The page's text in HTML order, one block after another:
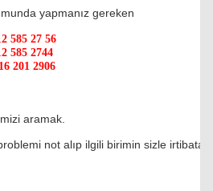
yapmanız gereken
585 27 56
585 2744
201 2906
aramak.
not alıp ilgili birimin sizle irtibata